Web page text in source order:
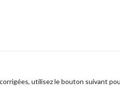
utilisez le bouton suivant